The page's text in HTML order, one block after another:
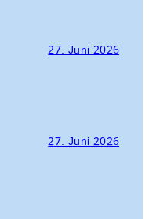
27. Juni 2026
27. Juni 2026